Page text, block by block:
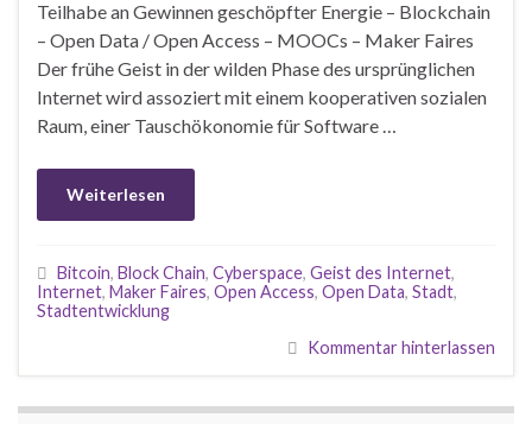
Teilhabe an Gewinnen geschöpfter Energie – Blockchain
– Open Data / Open Access – MOOCs – Maker Faires
Der frühe Geist in der wilden Phase des ursprünglichen
Internet wird assoziert mit einem kooperativen sozialen
Raum, einer Tauschökonomie für Software …
Weiterlesen
Bitcoin, Block Chain, Cyberspace, Geist des Internet,
Internet, Maker Faires, Open Access, Open Data, Stadt,
Stadtentwicklung
Kommentar hinterlassen